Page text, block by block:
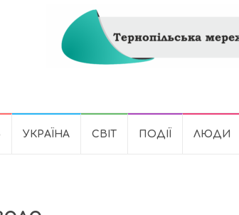
УКРАЇНА СВІТ ПОДІЇ ЛЮДИ